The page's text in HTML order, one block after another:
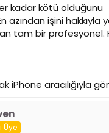
kadar kötü olduğunu
azından işini hakkıyla
tam bir profesyonel.
iPhone aracılığıyla
Üye